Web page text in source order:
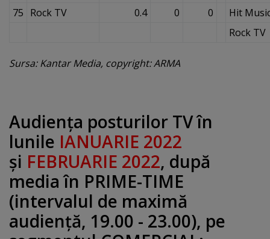
75 Rock TV 0.4 0 0
Hit
Rock TV
Sursa: Kantar Media, copyright: ARMA
Audienţa posturilor TV în
lunile IANUARIE 2022
şi FEBRUARIE 2022, după
media în PRIME-TIME
(intervalul de maximă
audienţă, 19.00 - 23.00), pe